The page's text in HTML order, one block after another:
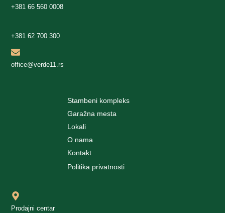
+381 66 560 0008
+381 62 700 300
office@verde11.rs
Stambeni kompleks
Garažna mesta
Lokali
O nama
Kontakt
Politika privatnosti
Prodajni centar